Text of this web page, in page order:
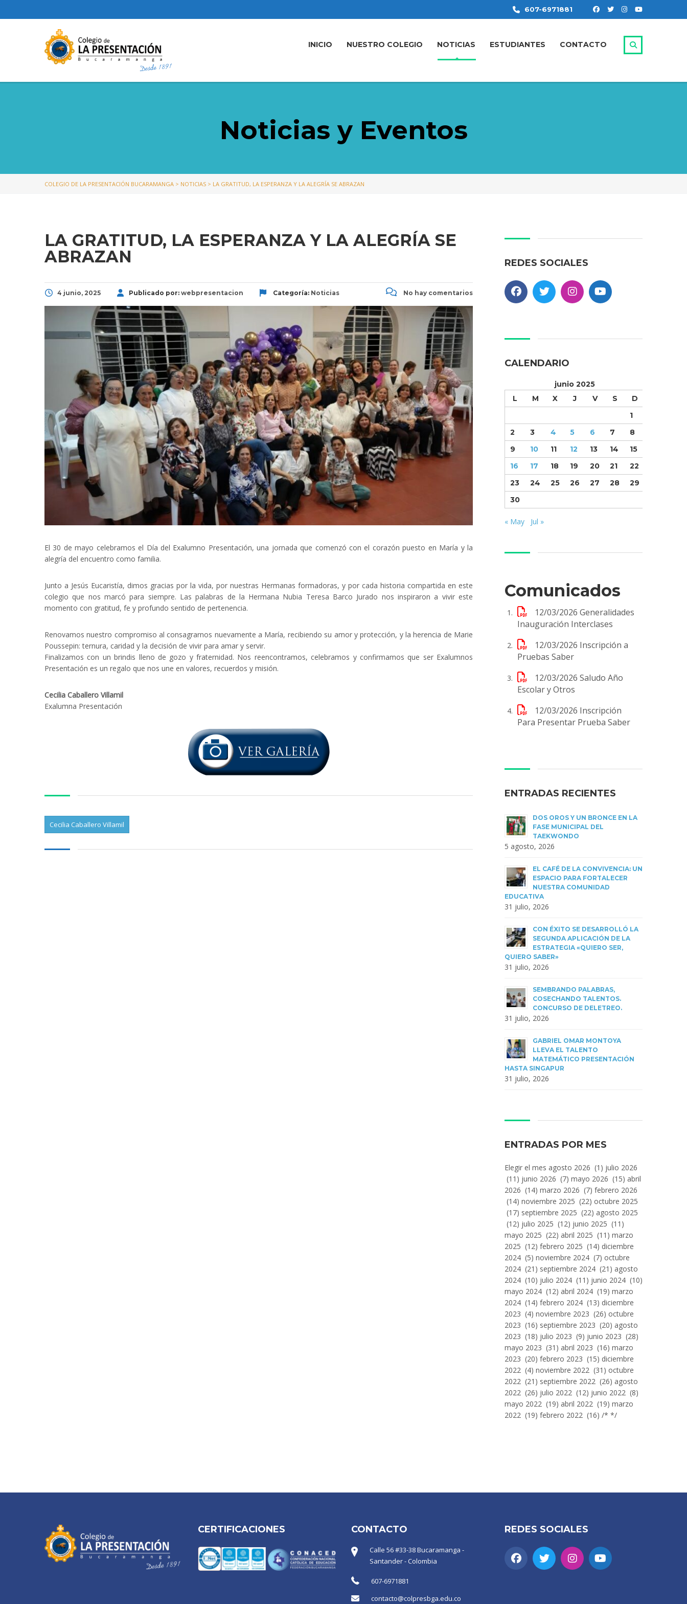
607-6971881
INICIO NUESTRO COLEGIO NOTICIAS ESTUDIANTES CONTACTO
Noticias y Eventos
COLEGIO DE LA PRESENTACIÓN BUCARAMANGA > NOTICIAS > LA GRATITUD, LA ESPERANZA Y LA ALEGRÍA SE ABRAZAN
LA GRATITUD, LA ESPERANZA Y LA ALEGRÍA SE
ABRAZAN
4 junio, 2025 Publicado por: webpresentacion Categoría: Noticias No hay comentarios
El 30 de mayo celebramos el Día del Exalumno Presentación, una jornada que comenzó con el corazón puesto en María y la
alegría del encuentro como familia.
Junto a Jesús Eucaristía, dimos gracias por la vida, por nuestras Hermanas formadoras, y por cada historia compartida en este
colegio que nos marcó para siempre. Las palabras de la Hermana Nubia Teresa Barco Jurado nos inspiraron a vivir este
momento con gratitud, fe y profundo sentido de pertenencia.
Renovamos nuestro compromiso al consagrarnos nuevamente a María, recibiendo su amor y protección, y la herencia de Marie
Poussepin: ternura, caridad y la decisión de vivir para amar y servir.
Finalizamos con un brindis lleno de gozo y fraternidad. Nos reencontramos, celebramos y confirmamos que ser Exalumnos
Presentación es un regalo que nos une en valores, recuerdos y misión.
Cecilia Caballero Villamil
Exalumna Presentación
Cecilia Caballero Villamil
REDES SOCIALES
CALENDARIO
junio 2025
L
M X J V S
D
1
2
3 4 5 6 7
8
9
10 11 12 13 14
15
16
17 18 19 20 21
22
23
24 25 26 27 28
29
30
« May Jul »
Comunicados
12/03/2026 Generalidades
Inauguración Interclases
12/03/2026 Inscripción a
Pruebas Saber
12/03/2026 Saludo Año
Escolar y Otros
12/03/2026 Inscripción
Para Presentar Prueba Saber
ENTRADAS RECIENTES
DOS OROS Y UN BRONCE EN LA
FASE MUNICIPAL DEL
TAEKWONDO
5 agosto, 2026
EL CAFÉ DE LA CONVIVENCIA: UN
ESPACIO PARA FORTALECER
NUESTRA COMUNIDAD
EDUCATIVA
31 julio, 2026
CON ÉXITO SE DESARROLLÓ LA
SEGUNDA APLICACIÓN DE LA
ESTRATEGIA «QUIERO SER,
QUIERO SABER»
31 julio, 2026
SEMBRANDO PALABRAS,
COSECHANDO TALENTOS.
CONCURSO DE DELETREO.
31 julio, 2026
GABRIEL OMAR MONTOYA
LLEVA EL TALENTO
MATEMÁTICO PRESENTACIÓN
HASTA SINGAPUR
31 julio, 2026
ENTRADAS POR MES
Entradas
Por
Mes
Elegir el mes agosto 2026 (1) julio 2026
(11) junio 2026 (7) mayo 2026 (15) abril
2026 (14) marzo 2026 (7) febrero 2026
(14) noviembre 2025 (22) octubre 2025
(17) septiembre 2025 (22) agosto 2025
(12) julio 2025 (12) junio 2025 (11)
mayo 2025 (22) abril 2025 (11) marzo
2025 (12) febrero 2025 (14) diciembre
2024 (5) noviembre 2024 (7) octubre
2024 (21) septiembre 2024 (21) agosto
2024 (10) julio 2024 (11) junio 2024 (10)
mayo 2024 (12) abril 2024 (19) marzo
2024 (14) febrero 2024 (13) diciembre
2023 (4) noviembre 2023 (26) octubre
2023 (16) septiembre 2023 (20) agosto
2023 (18) julio 2023 (9) junio 2023 (28)
mayo 2023 (31) abril 2023 (16) marzo
2023 (20) febrero 2023 (15) diciembre
2022 (4) noviembre 2022 (31) octubre
2022 (21) septiembre 2022 (26) agosto
2022 (26) julio 2022 (12) junio 2022 (8)
mayo 2022 (19) abril 2022 (19) marzo
2022 (19) febrero 2022 (16) /* */
CERTIFICACIONES CONTACTO
Calle 56 #33-38 Bucaramanga -
Santander - Colombia
607-6971881
contacto@colpresbga.edu.co
REDES SOCIALES